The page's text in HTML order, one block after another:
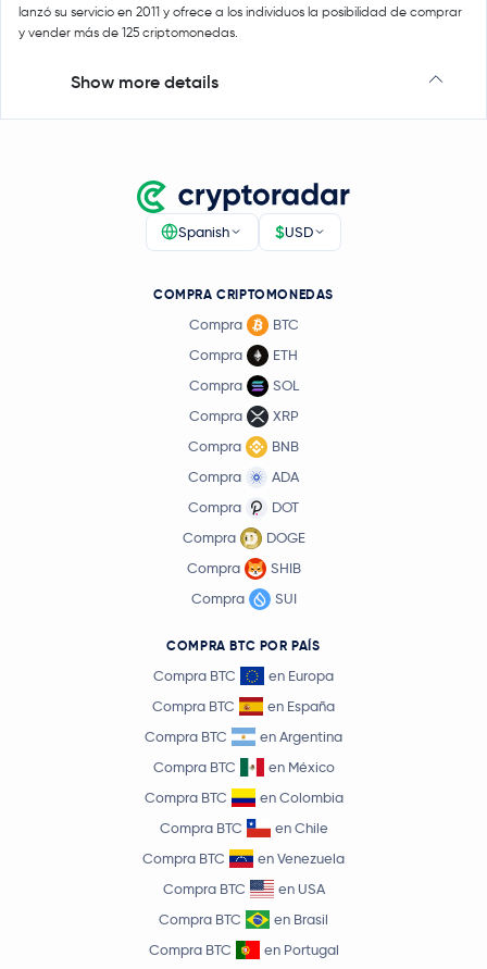
lanzó su servicio en 2011 y ofrece a los individuos la posibilidad de comprar
y vender más de 125 criptomonedas.
Show more details
Spanish $USD
COMPRA CRIPTOMONEDAS
Compra
BTC
Compra
ETH
Compra
SOL
Compra
XRP
Compra
BNB
Compra
ADA
Compra
DOT
Compra
DOGE
Compra
SHIB
Compra
SUI
COMPRA BTC POR PAÍS
Compra BTC
en Europa
Compra BTC
en España
Compra BTC
en Argentina
Compra BTC
en México
Compra BTC
en Colombia
Compra BTC
en Chile
Compra BTC
en Venezuela
Compra BTC
en USA
Compra BTC
en Brasil
Compra BTC
en Portugal